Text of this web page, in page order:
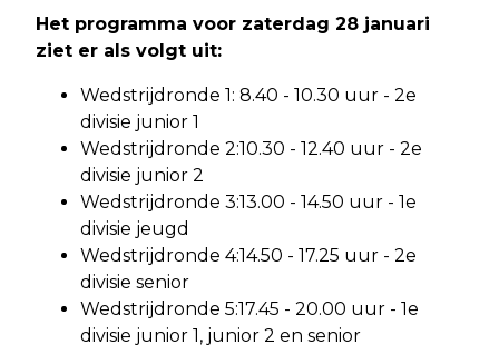
Het programma voor zaterdag 28 januari
ziet er als volgt uit:
Wedstrijdronde 1: 8.40 - 10.30 uur - 2e
divisie junior 1
Wedstrijdronde 2:10.30 - 12.40 uur - 2e
divisie junior 2
Wedstrijdronde 3:13.00 - 14.50 uur - 1e
divisie jeugd
Wedstrijdronde 4:14.50 - 17.25 uur - 2e
divisie senior
Wedstrijdronde 5:17.45 - 20.00 uur - 1e
divisie junior 1, junior 2 en senior